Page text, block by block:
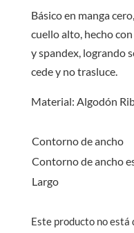
Básico en manga
cuello alto, hecho
y spandex, logrando
cede y no trasluce.
Material: Algodón
Contorno de ancho
Contorno de ancho
Largo
Este producto no está